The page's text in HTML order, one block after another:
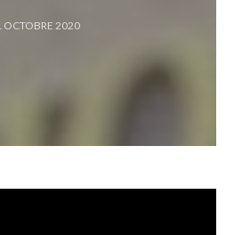
OCTOBRE 2020